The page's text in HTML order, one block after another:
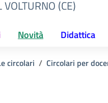
VOLTURNO (CE)
Novità Didattica
circolari Circolari per